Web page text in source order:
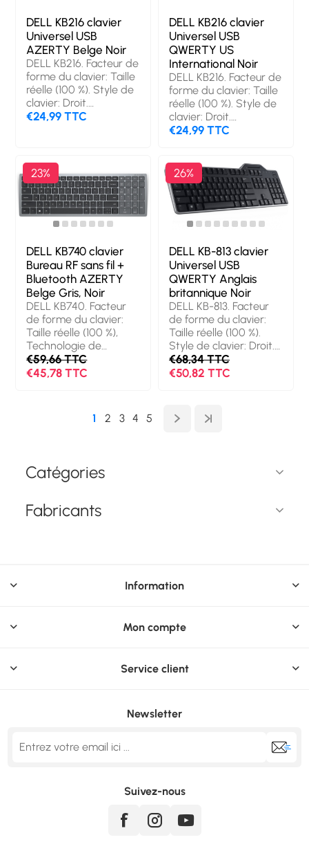
Catégories
Fabricants
DELL KB216 clavier
Universel USB
AZERTY Belge Noir
DELL KB216. Facteur de
forme du clavier: Taille
réelle (100 %). Style de
clavier: Droit.
Technologie de
de clavier: Clavier à
membrane, Disposition
des touches du clavier:
AZERTY, Utilisation
recommandée:
produit: Noir
€24,99 TTC
DELL KB216 clavier
Universel USB
QWERTY US
International Noir
DELL KB216. Facteur de
forme du clavier: Taille
réelle (100 %). Style de
clavier: Droit.
Technologie de
USB, Disposition des
touches du clavier:
QWERTY, Utilisation
recommandée:
Universel. Couleur du
€24,99 TTC
23%
DELL KB740 clavier
Bureau RF sans fil +
Bluetooth AZERTY
Belge Gris, Noir
DELL KB740. Facteur
de forme du clavier:
Taille réelle (100 %),
Technologie de
connectivité: Sans fil,
Interface de l'appareil:
clavier: Commutateur
de touche « ciseaux »,
AZERTY, Utilisation
recommandée: Bureau.
Gris, Noir
€59,66 TTC
€45,78 TTC
26%
DELL KB-813 clavier
Universel USB
QWERTY Anglais
britannique Noir
DELL KB-813. Facteur
de forme du clavier:
Taille réelle (100 %).
Style de clavier: Droit.
Technologie de
connectivité: Avec fil,
QWERTY, Utilisation
€68,34 TTC
€50,82 TTC
1 2 3 4 5
Information
Mon compte
Service client
Newsletter
Suivez-nous